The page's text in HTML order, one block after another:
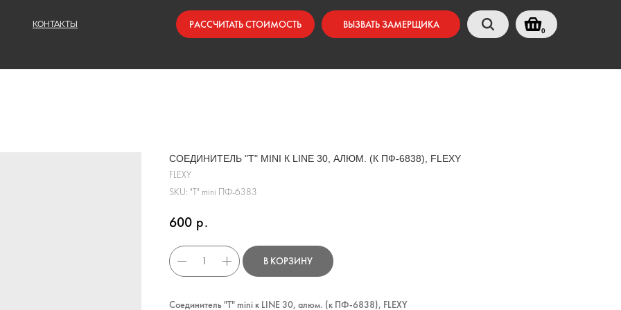
КОНТАКТЫ ВЫЗВАТЬ ЗАМЕРЩИКА
РАССЧИТАТЬ СТОИМОСТЬ
0
СОЕДИНИТЕЛЬ "Т" MINI К LINE 30, АЛЮМ. (К ПФ-6838), FLEXY
FLEXY
SKU: "Т" mini ПФ-6383
600 р.
В КОРЗИНУ
Соединитель "Т" mini к LINE 30, алюм. (к ПФ-6838), FLEXY